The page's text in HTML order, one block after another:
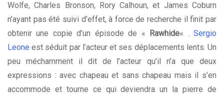
Wolfe, Charles Bronson, Rory Calhoun, et James Coburn
n’ayant pas été suivi d’effet, à force de recherche il finit par
obtenir une copie d’un épisode de «
Rawhide« .Sergio
Leone est séduit par l’acteur et ses déplacements lents. Un
peu méchamment il dit de l’acteur qu’il n’a que deux
expressions : avec chapeau et sans chapeau mais il s’en
accommode et tourne ce qui deviendra un la pierre de